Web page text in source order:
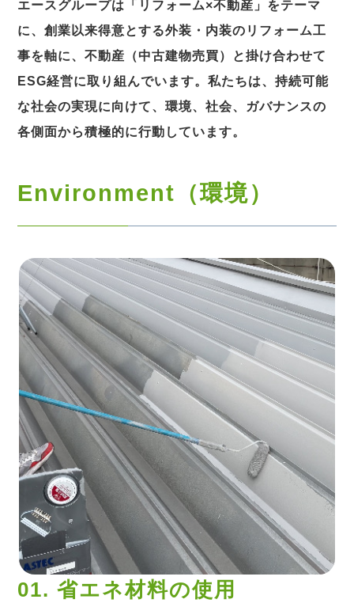
エースグループは「リフォーム×不動産」をテーマ
に、創業以来得意とする外装・内装のリフォーム工
事を軸に、不動産（中古建物売買）と掛け合わせて
ESG経営に取り組んでいます。私たちは、持続可能
な社会の実現に向けて、環境、社会、ガバナンスの
各側面から積極的に行動しています。
Environment（環境）
01. 省エネ材料の使用